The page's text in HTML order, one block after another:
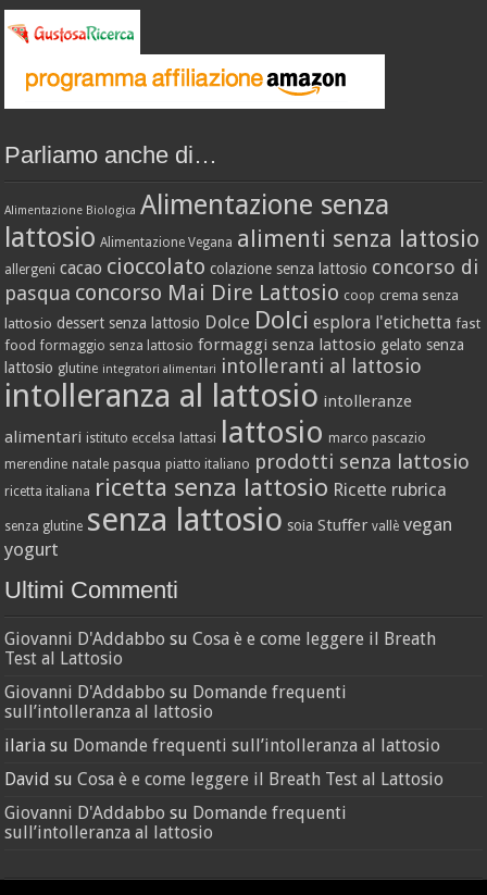
Parliamo anche di…
Alimentazione Biologica Alimentazione senza
lattosio Alimentazione Vegana alimenti senza lattosio
allergeni cacao cioccolato colazione senza lattosio concorso di
pasqua concorso Mai Dire Lattosio coop crema senza
lattosio dessert senza lattosio Dolce Dolci esplora l'etichetta fast
food formaggio senza lattosio formaggi senza lattosio gelato senza
lattosio glutine integratori alimentari intolleranti al lattosio
intolleranza al lattosio intolleranze
alimentari istituto eccelsa lattasi lattosio marco pascazio
merendine natale pasqua piatto italiano prodotti senza lattosio
ricetta italiana ricetta senza lattosio Ricette rubrica
senza glutine senza lattosio soia Stuffer vallè vegan
yogurt
Ultimi Commenti
Giovanni D'Addabbo suCosa è e come leggere il Breath
Test al Lattosio
Giovanni D'Addabbo su Domande frequenti
sull’intolleranza al lattosio
ilaria su Domande frequenti sull’intolleranza al lattosio
David suCosa è e come leggere il Breath Test al Lattosio
Giovanni D'Addabbo su Domande frequenti
sull’intolleranza al lattosio